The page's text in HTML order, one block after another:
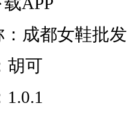
：成都女鞋批发
胡可